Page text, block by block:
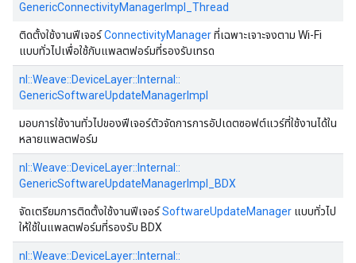
GenericConnectivityManagerImpl_Thread
ติดตั้งใช้งานฟีเจอร์ConnectivityManagerที่เฉพาะเจาะจงตาม Wi-Fi
แบบทั่วไปเพื่อใช้กับแพลตฟอร์มที่รองรับเทรด
nl::Weave::DeviceLayer:: Internal::
GenericSoftwareUpdateManagerImpl
มอบการใช้งานทั่วไปของฟีเจอร์ตัวจัดการการอัปเดตซอฟต์แวร์ที่ใช้งานได้ใน
หลายแพลตฟอร์ม
nl::Weave::DeviceLayer:: Internal::
GenericSoftwareUpdateManagerImpl_BDX
จัดเตรียมการติดตั้งใช้งานฟีเจอร์SoftwareUpdateManager แบบทั่วไป
ให้ใช้ในแพลตฟอร์มที่รองรับ BDX
nl::Weave::DeviceLayer:: Internal::